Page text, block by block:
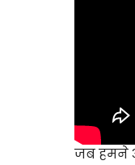
जब हमने